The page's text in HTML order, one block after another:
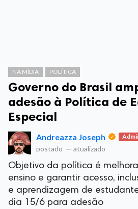
NA MÍDIA POLÍTICA
Governo do Brasil
adesão à Política de
Especial
Andreazza Joseph
postado — atualizado
Objetivo da política é
ensino e garantir acesso,
e aprendizagem de
dia 15/6 para adesão